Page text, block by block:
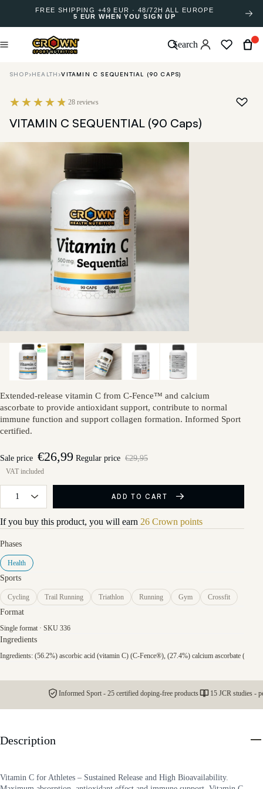
FREE SHIPPING +49 EUR · 48/72H ALL EUROPE
5 EUR WHEN YOU SIGN UP
Search
SHOP›HEALTH ›VITAMIN C SEQUENTIAL (90 CAPS)
28 reviews
VITAMIN C SEQUENTIAL (90 Caps)
Extended-release vitamin C from C-Fence™ and calcium
ascorbate to provide antioxidant support, contribute to normal
immune function and support collagen formation. Informed Sport
certified.
Sale price €26,99 Regular price €29,95
ADD TO CART
If you buy this product, you will earn 26 Crown points
Phases
Health
Sports
Cycling Trail Running Triathlon Running Gym Crossfit
Format
Single format · SKU 336
Ingredients
Ingredients: (56.2%) ascorbic acid (vitamin C) (C-Fence®), (27.4%) calcium ascorbate
Informed Sport - 25 certified doping-free products 15 JCR studies -
Description
Vitamin C for Athletes – Sustained Release and High Bioavailability.